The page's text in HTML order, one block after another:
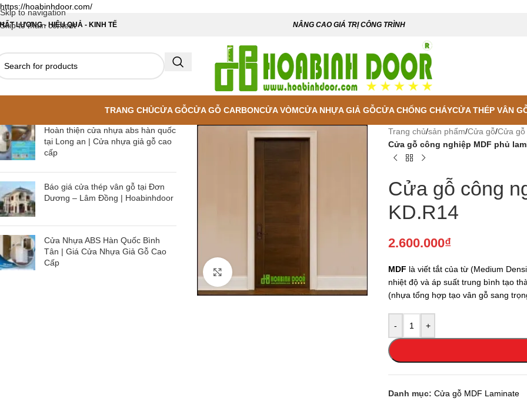
https://hoabinhdoor.com/
Skip to navigation
Skip to main content
LƯỢNG - HIỆU QUẢ - KINH TẾ NÂNG CAO GIÁ TRỊ CÔNG TRÌNH
TRANG CHỦCỬA GỖCỬA GỖ CARBONCỬA VÒMCỬA NHỰA GIẢ GỖCỬA CHỐNG CHÁYCỬA THÉP VÂN
Hoàn thiện cửa nhựa abs hàn quốc
tại Long an | Cửa nhựa giả gỗ cao
cấp
Báo giá cửa thép vân gỗ tại Đơn
Dương – Lâm Đồng | Hoabinhdoor
Cửa Nhựa ABS Hàn Quốc Bình
Tân | Giá Cửa Nhựa Giả Gỗ Cao
Cấp
Trang chủ/sản phẩm/Cửa gỗ/Cửa gỗ
Cửa gỗ công nghiệp MDF phủ
Cửa gỗ công
KD.R14
2.600.000₫
MDF là viết tắt của từ (Medium
nhiệt độ và áp suất trung bình tạo
(nhựa tổng hợp tạo vân gỗ sang
- +
Danh mục: Cửa gỗ MDF Laminate